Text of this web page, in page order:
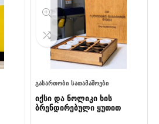
ᲒᲐᲡᲐᲠᲗᲝᲑᲘ ᲡᲐᲗᲐᲛᲐᲨᲝᲔᲑᲘ
იქსი და ნოლიკი ხის
ბრენდირებული ყუთით